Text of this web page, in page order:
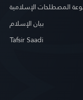
المصطلحات الإسلامية
بيان الإسلام
Tafsir Saadi